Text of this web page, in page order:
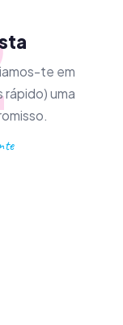
te em
rápido) uma